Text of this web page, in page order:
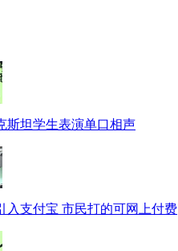
斯坦学生表演单口相声
入支付宝 市民打的可网上付费